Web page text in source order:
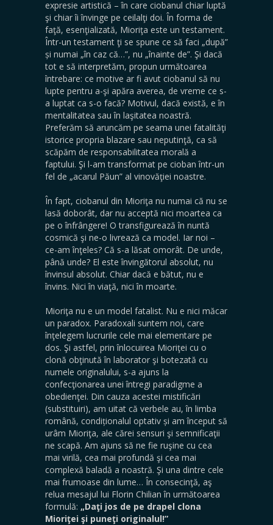
expresie artistică – în care ciobanul chiar luptă
şi chiar îi învinge pe ceilalţi doi. În forma de
faţă, esenţializată, Mioriţa este un testament.
Într-un testament ţi se spune ce să faci „după”
și numai „în caz că…”, nu „înainte de”. Şi dacă
tot e să interpretăm, propun următoarea
întrebare: ce motive ar fi avut ciobanul să nu
lupte pentru a-şi apăra averea, de vreme ce s-
a luptat ca s-o facă? Motivul, dacă există, e în
mentalitatea sau în laşitatea noastră.
Preferăm să aruncăm pe seama unei fatalităţi
istorice propria blazare sau neputinţă, ca să
scăpăm de responsabilitatea morală a
faptului. Şi l-am transformat pe cioban într-un
fel de „acarul Păun” al vinovăţiei noastre.
În fapt, ciobanul din Mioriţa nu numai că nu se
lasă doborât, dar nu acceptă nici moartea ca
pe o înfrângere! O transfigurează în nuntă
cosmică şi ne-o livrează ca model. Iar noi –
ce-am înţeles? Că s-a lăsat omorât. De unde,
până unde? El este învingătorul absolut, nu
învinsul absolut. Chiar dacă e bătut, nu e
învins. Nici în viaţă, nici în moarte.
Mioriţa nu e un model fatalist. Nu e nici măcar
un paradox. Paradoxali suntem noi, care
înţelegem lucrurile cele mai elementare pe
dos. Şi astfel, prin înlocuirea Mioriţei cu o
clonă obţinută în laborator şi botezată cu
numele originalului, s-a ajuns la
confecţionarea unei întregi paradigme a
obedienţei. Din cauza acestei mistificări
(substituiri), am uitat că verbele au, în limba
română, condiționalul optativ și am început să
urâm Mioriţa, ale cărei sensuri şi semnificaţii
ne scapă. Am ajuns să ne fie ruşine cu cea
mai virilă, cea mai profundă şi cea mai
complexă baladă a noastră. Şi una dintre cele
mai frumoase din lume… În consecinţă, aş
relua mesajul lui Florin Chilian în următoarea
formulă: „Daţi jos de pe drapel clona
Mioriţei şi puneţi originalul!”